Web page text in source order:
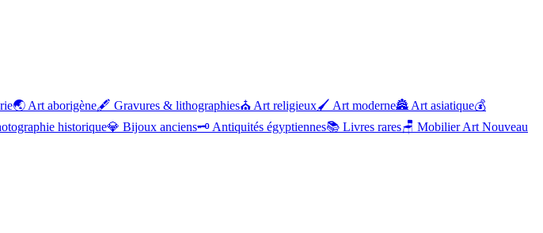
🌏 Art aborigène🖋️ Gravures & lithographies⛪ Art religieux🖌️ Art moderne🏯 Art asiatique💰
historique💎 Bijoux anciens🗝️ Antiquités égyptiennes📚 Livres rares🪑 Mobilier Art Nouveau